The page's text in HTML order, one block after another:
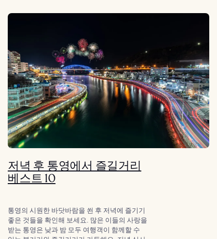
저녁 후 통영에서 즐길거리
베스트 10
통영의 시원한 바닷바람을 쐰 후 저녁에 즐기기
좋은 것들을 확인해 보세요. 많은 이들의 사랑을
받는 통영은 낮과 밤 모두 여행객이 함께할 수